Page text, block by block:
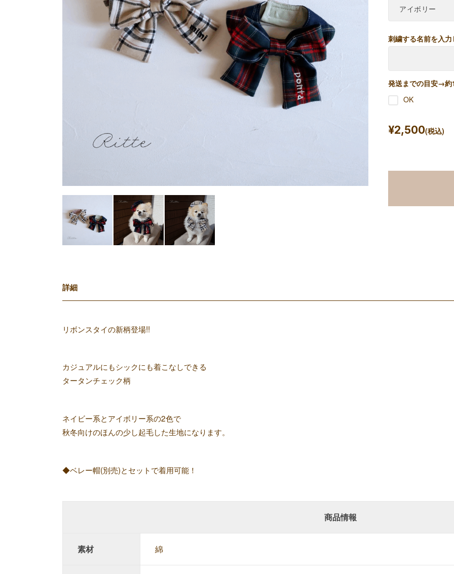
刺繍する名前を入
発送までの目安→約
OK
¥2,500(税込)
詳細
リボンスタイの新柄登場!!
カジュアルにもシックにも着こなしできる
タータンチェック柄
ネイビー系とアイボリー系の2色で
秋冬向けのほんの少し起毛した生地になります。
◆ベレー帽(別売)とセットで着用可能！
商品情報
素材 綿